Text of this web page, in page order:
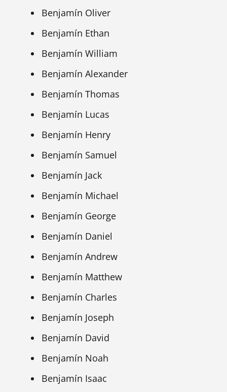
Benjamín Oliver
Benjamín Ethan
Benjamín William
Benjamín Alexander
Benjamín Thomas
Benjamín Lucas
Benjamín Henry
Benjamín Samuel
Benjamín Jack
Benjamín Michael
Benjamín George
Benjamín Daniel
Benjamín Andrew
Benjamín Matthew
Benjamín Charles
Benjamín Joseph
Benjamín David
Benjamín Noah
Benjamín Isaac